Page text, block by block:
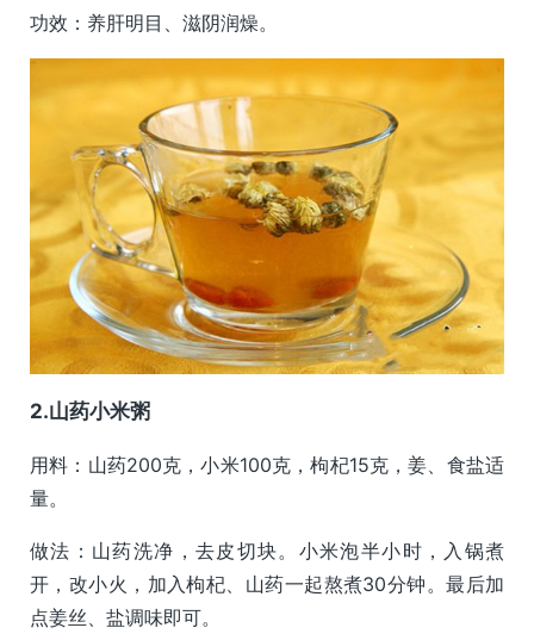
功效：养肝明目、滋阴润燥。
2.山药小米粥
用料：山药200克，小米100克，枸杞15克，姜、食盐适
量。
做法：山药洗净，去皮切块。小米泡半小时，入锅煮
开，改小火，加入枸杞、山药一起熬煮30分钟。最后加
点姜丝、盐调味即可。